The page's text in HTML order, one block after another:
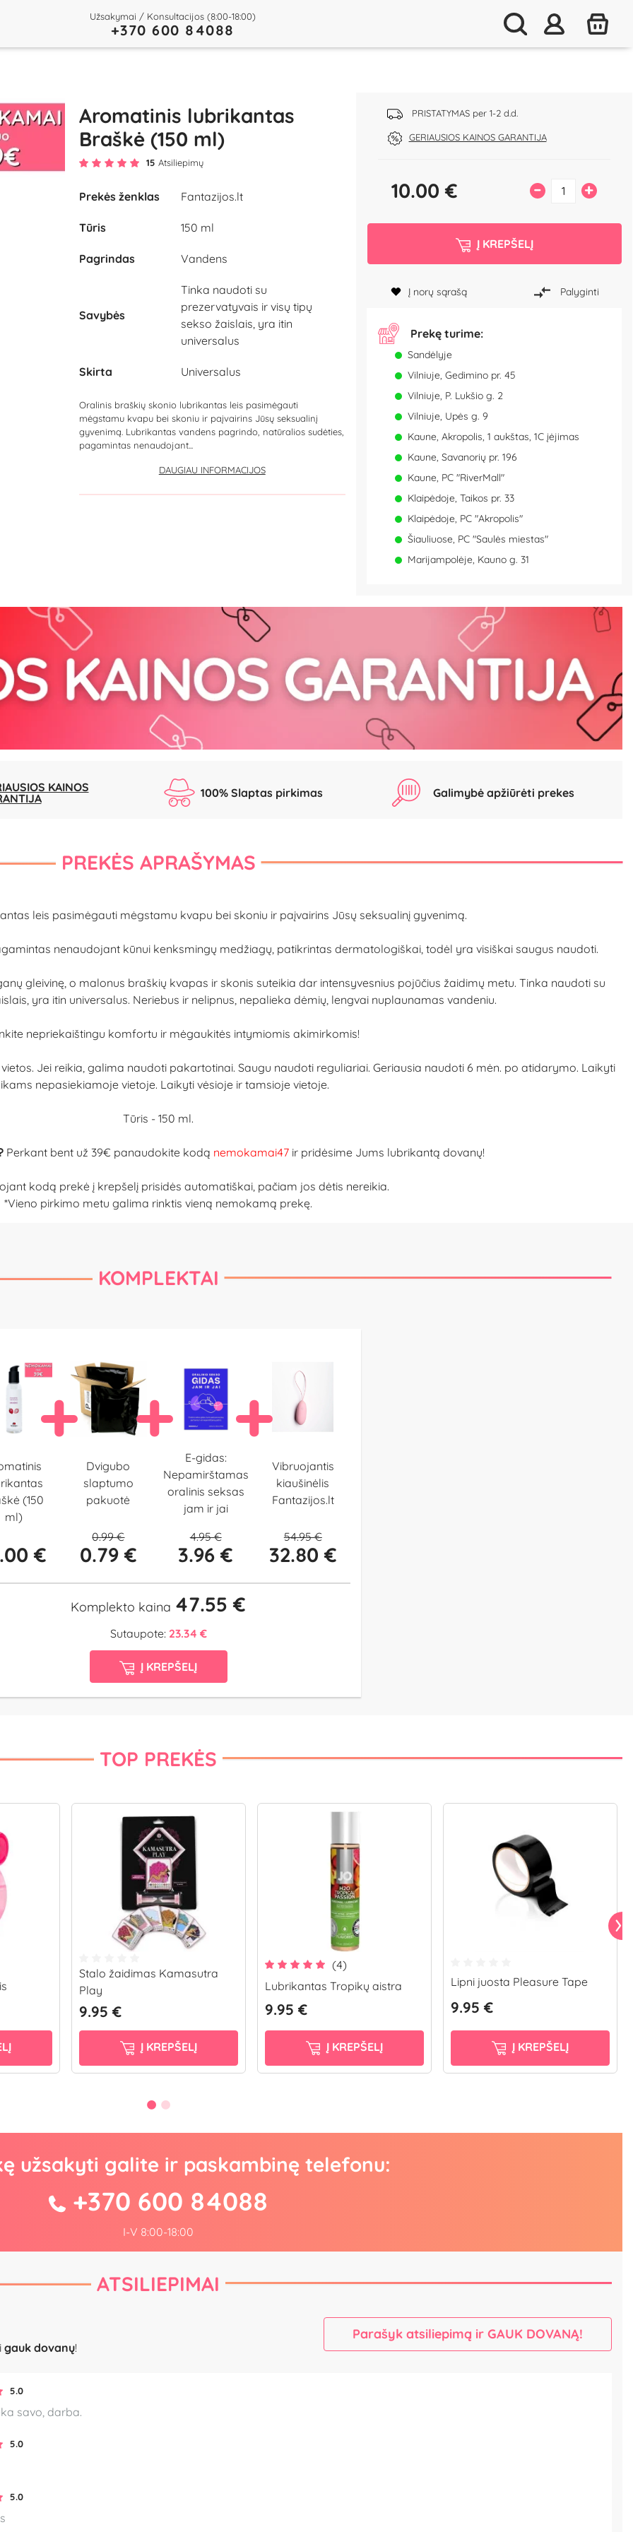
Užsakymai / Konsultacijos (8:00-18:00)
+370 600 84088
Aromatinis lubrikantas
Braškė (150 ml)
15 Atsiliepimų
PRISTATYMAS per 1-2 d.d.
GERIAUSIOS KAINOS GARANTIJA
Prekės ženklas Fantazijos.lt
Tūris 150 ml
Pagrindas Vandens
Savybės
Tinka naudoti su
prezervatyvais ir visų tipų
sekso žaislais, yra itin
universalus
Skirta Universalus
Oralinis braškių skonio lubrikantas leis pasimėgauti
mėgstamu kvapu bei skoniu ir paįvairins Jūsų seksualinį
gyvenimą. Lubrikantas vandens pagrindo, natūralios sudėties,
pagamintas nenaudojant...
DAUGIAU INFORMACIJOS
10.00 € – +
Į KREPŠELĮ
Į norų sąrašą Palyginti
Prekę turime:
Sandėlyje
Vilniuje, Gedimino pr. 45
Vilniuje, P. Lukšio g. 2
Vilniuje, Upės g. 9
Kaune, Akropolis, 1 aukštas, 1C įėjimas
Kaune, Savanorių pr. 196
Kaune, PC "RiverMall"
Klaipėdoje, Taikos pr. 33
Klaipėdoje, PC "Akropolis"
Šiauliuose, PC "Saulės miestas"
Marijampolėje, Kauno g. 31
KAINOS
100% Slaptas pirkimas Galimybė apžiūrėti prekes
PREKĖS APRAŠYMAS
leis pasimėgauti mėgstamu kvapu bei skoniu ir paįvairins Jūsų seksualinį gyvenimą.
nenaudojant kūnui kenksmingų medžiagų, patikrintas dermatologiškai, todėl yra visiškai saugus naudoti.
gleivinę, o malonus braškių kvapas ir skonis suteikia dar intensyvesnius pojūčius žaidimų metu. Tinka naudoti su
yra itin universalus. Neriebus ir nelipnus, nepalieka dėmių, lengvai nuplaunamas vandeniu.
nepriekaištingu komfortu ir mėgaukitės intymiomis akimirkomis!
Jei reikia, galima naudoti pakartotinai. Saugu naudoti reguliariai. Geriausia naudoti 6 mėn. po atidarymo. Laikyti
nepasiekiamoje vietoje. Laikyti vėsioje ir tamsioje vietoje.
Tūris - 150 ml.
Perkant bent už 39€ panaudokite kodą nemokamai47 ir pridėsime Jums lubrikantą dovanų!
kodą prekė į krepšelį prisidės automatiškai, pačiam jos dėtis nereikia.
*Vieno pirkimo metu galima rinktis vieną nemokamą prekę.
KOMPLEKTAI
(150
ml)
€
Dvigubo
slaptumo
pakuotė
0.99 €
0.79 €
E-gidas:
Nepamirštamas
oralinis seksas
jam ir jai
4.95 €
3.96 €
Vibruojantis
kiaušinėlis
Fantazijos.lt
54.95 €
32.80 €
Komplekto kaina 47.55 €
Sutaupote: 23.34 €
Į KREPŠELĮ
TOP PREKĖS
Stalo žaidimas Kamasutra
Play
9.95 €
Į KREPŠELĮ
(4)
Lubrikantas Tropikų aistra
9.95 €
Į KREPŠELĮ
Lipni juosta Pleasure Tape
9.95 €
Į KREPŠELĮ
užsakyti galite ir paskambinę telefonu:
+370 600 84088
I-V 8:00-18:00
ATSILIEPIMAI
gauk dovanų!
Parašyk atsiliepimą ir GAUK DOVANĄ!
5.0
savo, darba.
5.0
5.0